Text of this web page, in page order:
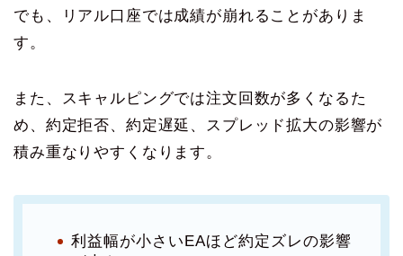
でも、リアル口座では成績が崩れることがありま
す。
また、スキャルピングでは注文回数が多くなるた
め、約定拒否、約定遅延、スプレッド拡大の影響が
積み重なりやすくなります。
利益幅が小さいEAほど約定ズレの影響